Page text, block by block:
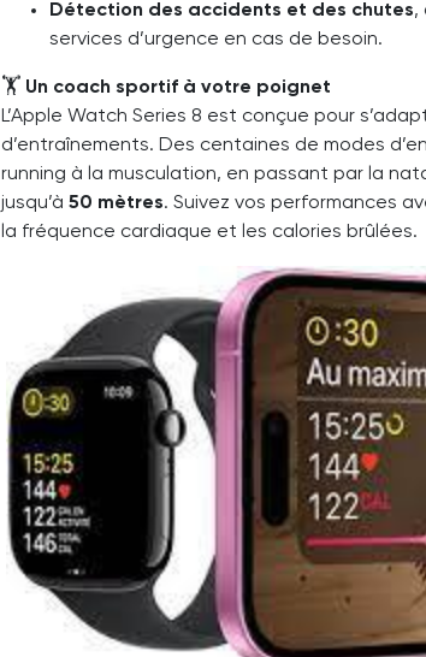
Détection des accidents et des chutes,
services d’urgence en cas de besoin.
🏋️ Un coach sportif à votre poignet
L’Apple Watch Series 8 est conçue pour
d’entraînements. Des centaines de modes
running à la musculation, en passant par la
jusqu’à 50 mètres. Suivez vos performances
la fréquence cardiaque et les calories brûlées.